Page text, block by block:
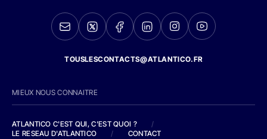
TOUSLESCONTACTS@ATLANTICO.FR
MIEUX NOUS CONNAITRE
ATLANTICO C'EST QUI, C'EST QUOI ?
/
LE RESEAU D'ATLANTICO
/ CONTACT